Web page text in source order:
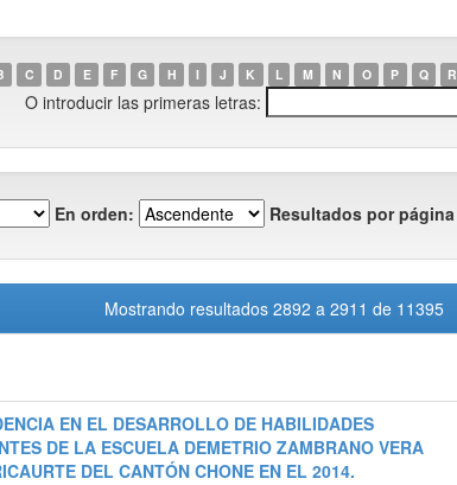
C D E F G H I J K L M N O P Q R
O introducir las primeras letras:
En orden: Resultados por página
Mostrando resultados 2892 a 2911 de 11395
EN EL DESARROLLO DE HABILIDADES
DE LA ESCUELA DEMETRIO ZAMBRANO VERA
DEL CANTÓN CHONE EN EL 2014.